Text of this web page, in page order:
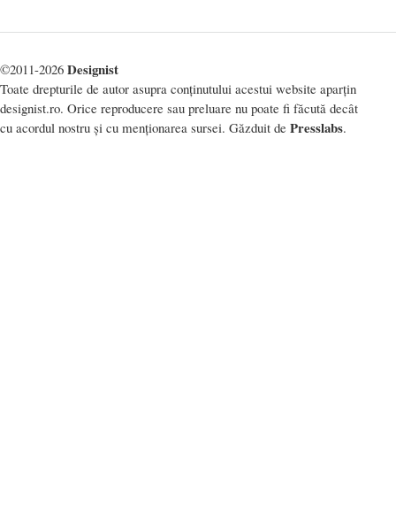
©2011-2026 Designist
Toate drepturile de autor asupra conținutului acestui website aparțin
designist.ro. Orice reproducere sau preluare nu poate fi făcută decât
cu acordul nostru și cu menționarea sursei. Găzduit de Presslabs.